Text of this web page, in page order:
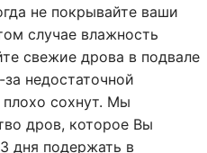
не покрывайте ваши
случае влажность
свежие дрова в подвале
недостаточной
сохнут. Мы
дров, которое Вы
дня подержать в